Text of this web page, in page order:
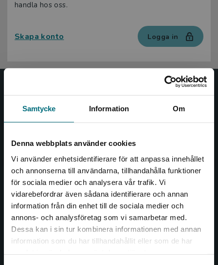
Samtycke Information Om
Denna webbplats använder cookies
Vi använder enhetsidentifierare för att anpassa innehållet
och annonserna till användarna, tillhandahålla funktioner
för sociala medier och analysera vår trafik. Vi
vidarebefordrar även sådana identifierare och annan
information från din enhet till de sociala medier och
annons- och analysföretag som vi samarbetar med.
Dessa kan i sin tur kombinera informationen med annan
information som du har tillhandahållit eller som de har
Begränsad fraktregion
Det verkar som att du besöker
handla hos oss.
Skapa konto Logga in
Nypon och Vilja
Nypon och Vilja förlag ger ut böcker som väcker läslust
såväl barn som vuxna.
Nypon och Vilja förlag är en del av Studentlitteratur.
Kontakta oss
Kontakta oss
046-31 20 00
Box 141